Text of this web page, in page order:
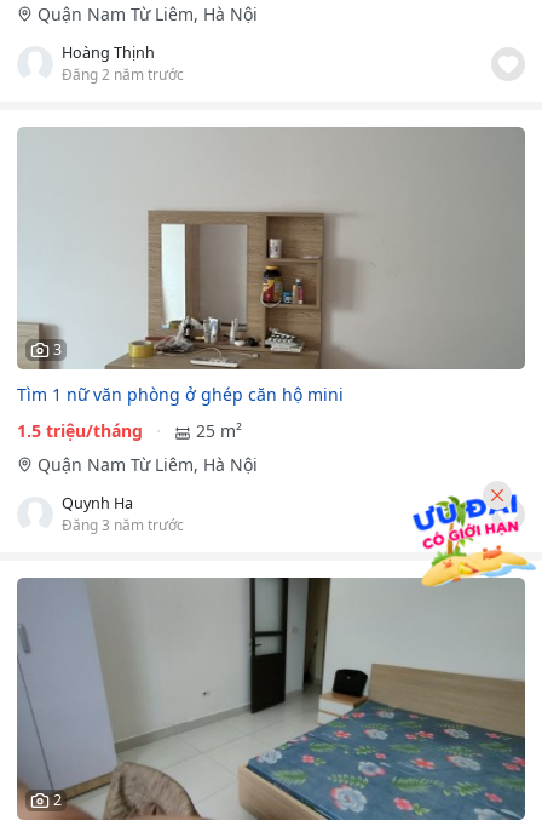
Quận Nam Từ Liêm, Hà Nội
Hoàng Thịnh
Đăng 2 năm trước
3
Tìm 1 nữ văn phòng ở ghép căn hộ mini
1.5 triệu/tháng
25 m²
Quận Nam Từ Liêm, Hà Nội
Quynh Ha
Đăng 3 năm trước
2